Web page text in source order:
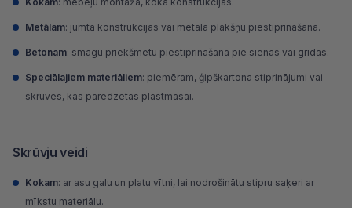
Metālam: jumta konstrukcijas vai metāla plākšņu piestiprināšana.
Betonam: smagu priekšmetu piestiprināšana pie sienas vai grīdas.
Speciālajiem materiāliem: piemēram, ģipškartona stiprinājumi vai
skrūves, kas paredzētas plastmasai.
Skrūvju veidi
Kokam: ar asu galu un platu vītni, lai nodrošinātu stipru saķeri ar
mīkstu materiālu.